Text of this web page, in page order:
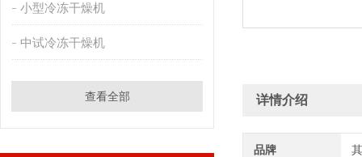
小型冷冻干燥机
中试冷冻干燥机
查看全部 详情介绍
品牌